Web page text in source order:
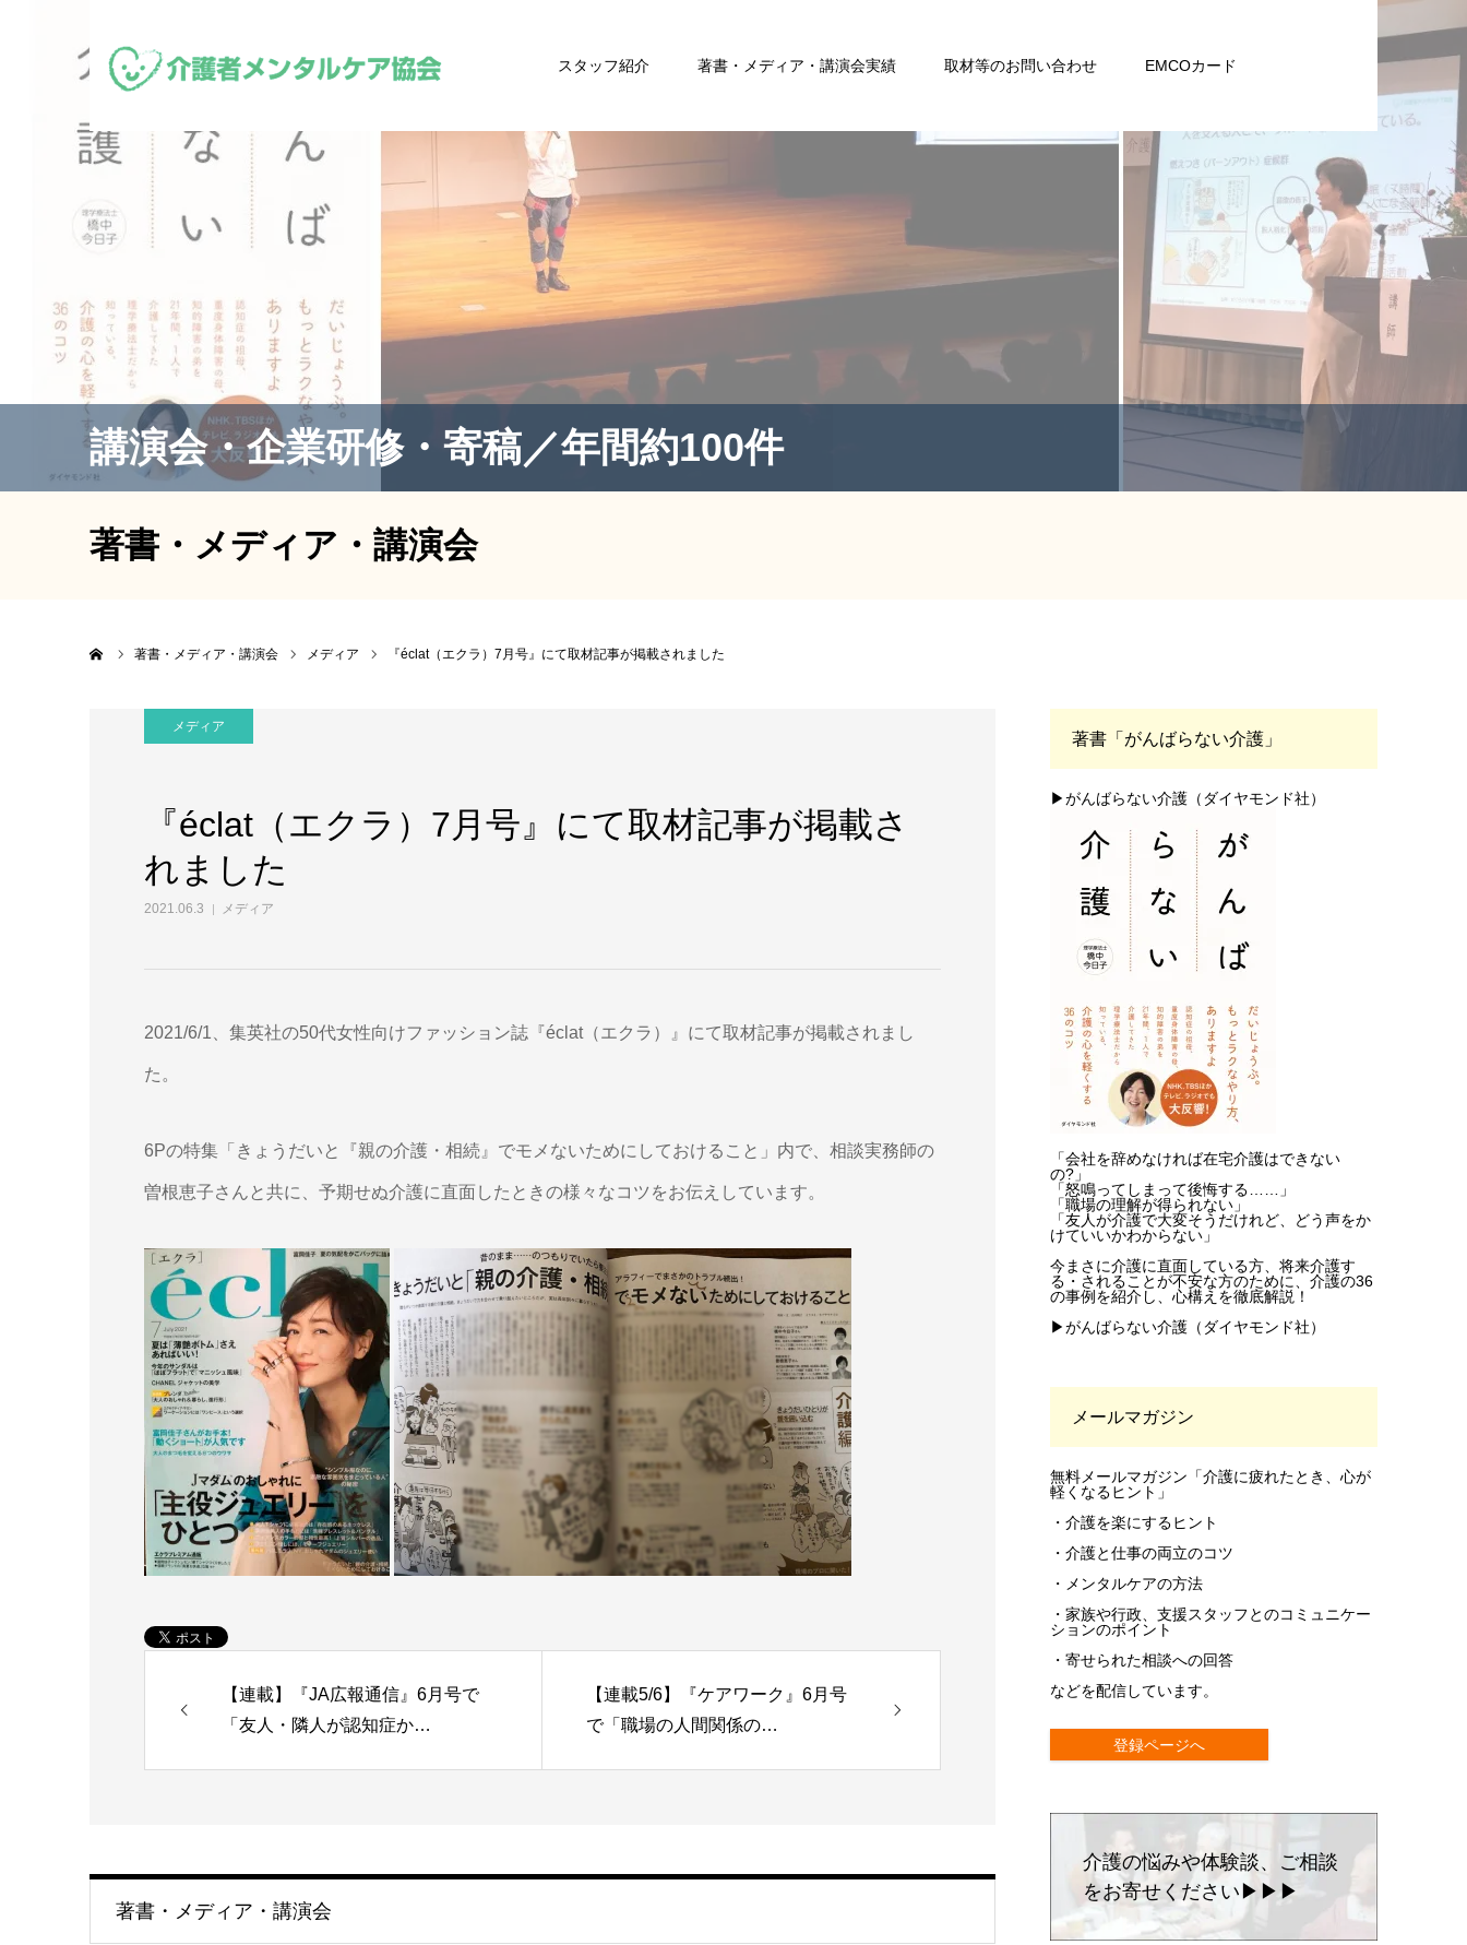
スタッフ紹介 著書・メディア・講演会実績 取材等のお問い合わせ EMCOカード
講演会・企業研修・寄稿／年間約100件
著書・メディア・講演会
著書・メディア・講演会 メディア 『éclat（エクラ）7月号』にて取材記事が掲載されました
メディア
『éclat（エクラ）7月号』にて取材記事が掲載さ
れました
2021.06.3 メディア
2021/6/1、集英社の50代女性向けファッション誌『éclat（エクラ）』にて取材記事が掲載されまし
た。
6Pの特集「きょうだいと『親の介護・相続』でモメないためにしておけること」内で、相談実務師の
曽根恵子さんと共に、予期せぬ介護に直面したときの様々なコツをお伝えしています。
【連載】『JA広報通信』6月号で
「友人・隣人が認知症か…
【連載5/6】『ケアワーク』6月号
で「職場の人間関係の…
著書・メディア・講演会
著書「がんばらない介護」
▶がんばらない介護（ダイヤモンド社）
「会社を辞めなければ在宅介護はできない
の?」
「怒鳴ってしまって後悔する……」
「職場の理解が得られない」
「友人が介護で大変そうだけれど、どう声をか
けていいかわからない」
今まさに介護に直面している方、将来介護す
る・されることが不安な方のために、介護の36
の事例を紹介し、心構えを徹底解説！
▶がんばらない介護（ダイヤモンド社）
メールマガジン
無料メールマガジン「介護に疲れたとき、心が
軽くなるヒント」
・介護を楽にするヒント
・介護と仕事の両立のコツ
・メンタルケアの方法
・家族や行政、支援スタッフとのコミュニケー
ションのポイント
・寄せられた相談への回答
などを配信しています。
登録ページへ
介護の悩みや体験談、ご相談
をお寄せください▶▶▶